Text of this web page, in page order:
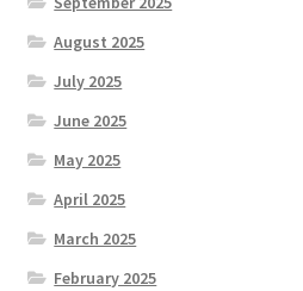
August 2025
July 2025
June 2025
May 2025
April 2025
March 2025
February 2025